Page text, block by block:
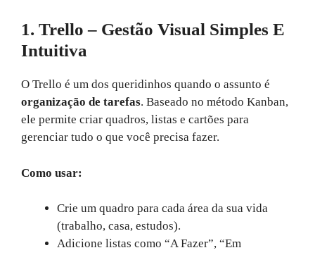
1. Trello – Gestão Visual Simples E
Intuitiva
O Trello é um dos queridinhos quando o assunto é
organização de tarefas. Baseado no método Kanban,
ele permite criar quadros, listas e cartões para
gerenciar tudo o que você precisa fazer.
Como usar:
Crie um quadro para cada área da sua vida
(trabalho, casa, estudos).
Adicione listas como “A Fazer”, “Em